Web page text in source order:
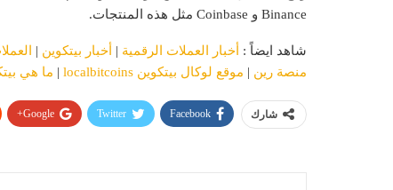
Binance و Coinbase مثل هذه المنتجات.
شاهد ايضاً : أخبار العملات الرقمية | أخبار بيتكوين |
منصة رين | موقع لوكال بيتكوين localbitcoins | ما هي
شارك Facebook
Twitter
Google+